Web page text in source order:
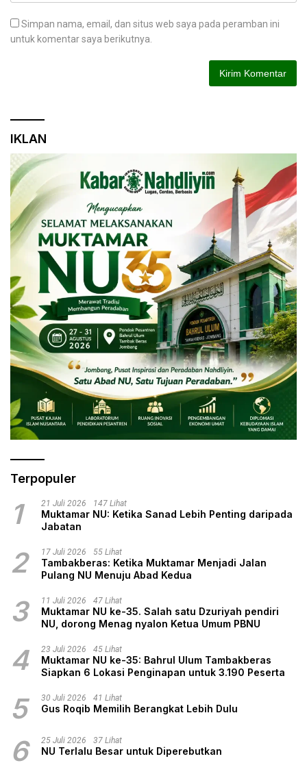
Simpan nama, email, dan situs web saya pada peramban ini
untuk komentar saya berikutnya.
IKLAN
Terpopuler
1 21 Juli 2026 147 Lihat
Muktamar NU: Ketika Sanad Lebih Penting daripada
Jabatan
2 17 Juli 2026 55 Lihat
Tambakberas: Ketika Muktamar Menjadi Jalan
Pulang NU Menuju Abad Kedua
3 11 Juli 2026 47 Lihat
Muktamar NU ke-35. Salah satu Dzuriyah pendiri
NU, dorong Menag nyalon Ketua Umum PBNU
4 23 Juli 2026 45 Lihat
Muktamar NU ke-35: Bahrul Ulum Tambakberas
Siapkan 6 Lokasi Penginapan untuk 3.190 Peserta
5 30 Juli 2026 41 Lihat
Gus Roqib Memilih Berangkat Lebih Dulu
6 25 Juli 2026 37 Lihat
NU Terlalu Besar untuk Diperebutkan